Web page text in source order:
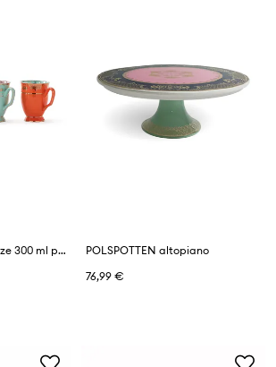
POLSPOTTEN set tazze 300 ml pacco da 4
POLSPOTTEN altopiano
76,99 €